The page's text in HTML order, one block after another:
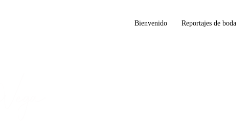
Bienvenido Reportajes de boda